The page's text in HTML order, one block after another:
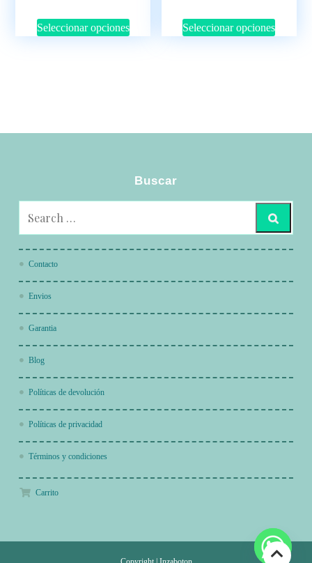
Seleccionar opciones Seleccionar opciones
Buscar
Contacto
Envios
Garantia
Blog
Políticas de devolución
Políticas de privacidad
Términos y condiciones
Carrito